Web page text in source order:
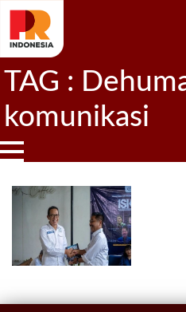
TAG :
komunikasi